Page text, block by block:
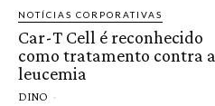
NOTÍCIAS CORPORATIVAS
Car-T Cell é reconhecido
como tratamento contra a
leucemia
DINO -